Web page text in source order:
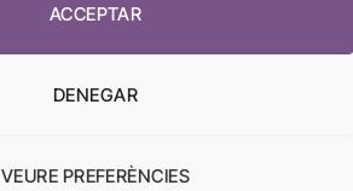
ACCEPTAR
DENEGAR
VEURE PREFERÈNCIES